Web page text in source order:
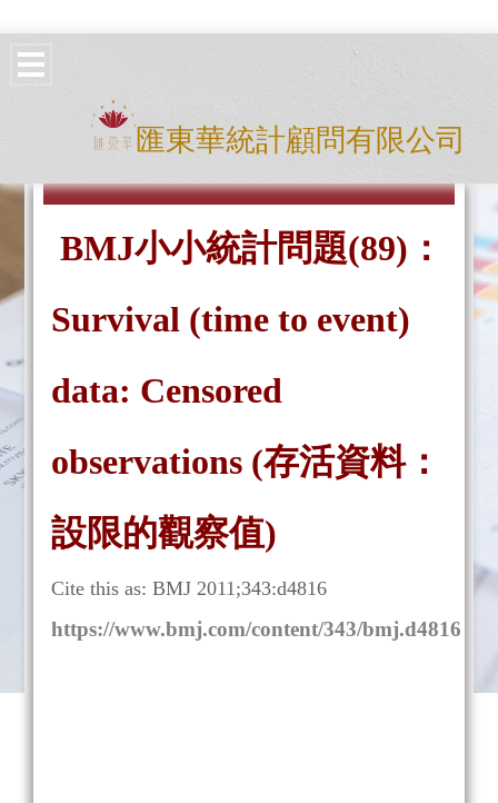
匯東華統計顧問有限公司
BMJ小小統計問題(89)：
Survival (time to event)
data: Censored
observations (存活資料：
設限的觀察值)
Cite this as: BMJ 2011;343:d4816
https://www.bmj.com/content/343/bmj.d4816